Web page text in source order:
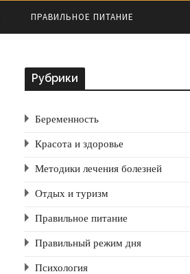
ПРАВИЛЬНОЕ ПИТАНИЕ
Рубрики
Беременность
Красота и здоровье
Методики лечения болезней
Отдых и туризм
Правильное питание
Правильный режим дня
Психология